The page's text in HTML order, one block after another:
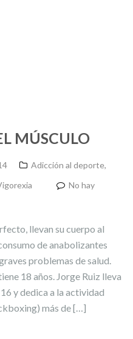
MÚSCULO
Adicción al deporte,
No hay
llevan su cuerpo al
de anabolizantes
problemas de salud.
18 años. Jorge Ruiz lleva
y dedica a la actividad
más de […]